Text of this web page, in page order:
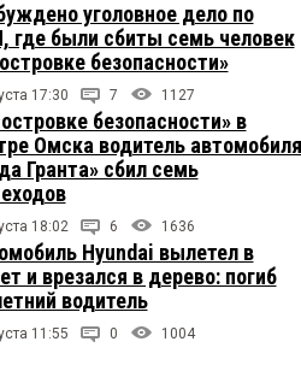
уголовное дело по
где были сбиты семь человек
безопасности»
17:30 7 1127
безопасности» в
Омска водитель автомобиля
Гранта» сбил семь
18:02 6 1636
Hyundai вылетел в
и врезался в дерево: погиб
водитель
11:55 0 1004